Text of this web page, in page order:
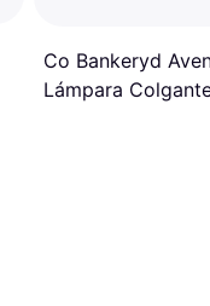
Co Bankeryd
Lámpara